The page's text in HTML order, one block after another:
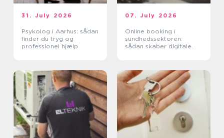
31. July 2026
Psykolog i Aarhus: sådan
finder du tryg og
professionel hjælp
07. July 2026
Online booking i
sundhedssektoren:
sådan skaber digitale